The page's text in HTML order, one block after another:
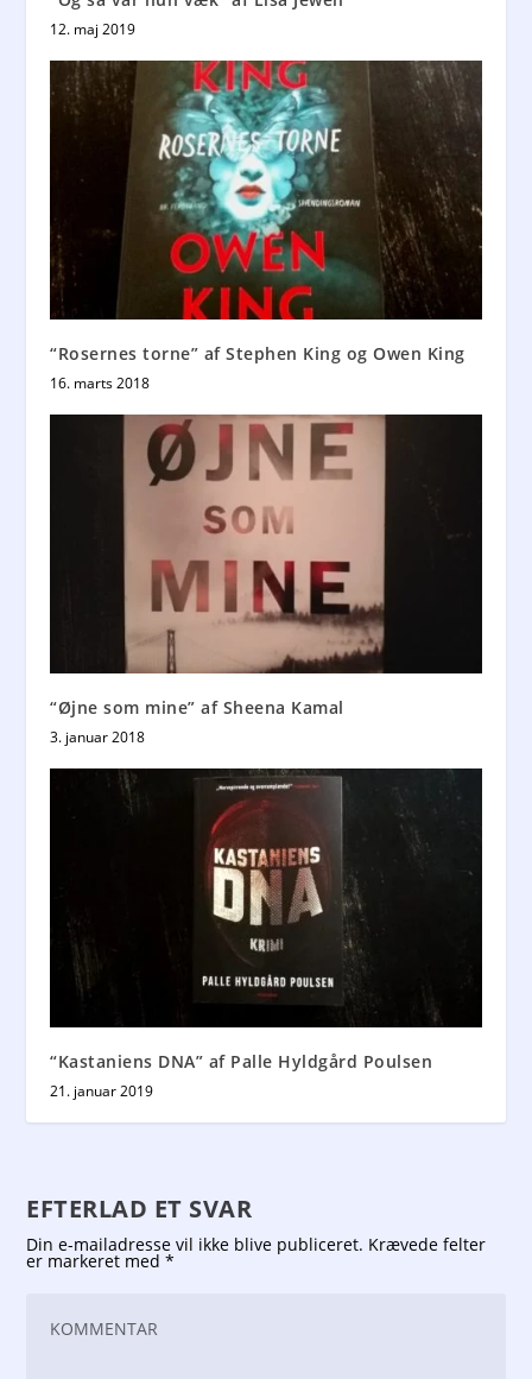
12. maj 2019
“Rosernes torne” af Stephen King og Owen King
16. marts 2018
“Øjne som mine” af Sheena Kamal
3. januar 2018
“Kastaniens DNA” af Palle Hyldgård Poulsen
21. januar 2019
EFTERLAD ET SVAR
Din e-mailadresse vil ikke blive publiceret. Krævede felter
er markeret med*